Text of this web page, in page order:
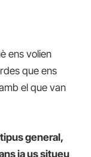
ens volien
que ens
el que van
general,
ja us situeu